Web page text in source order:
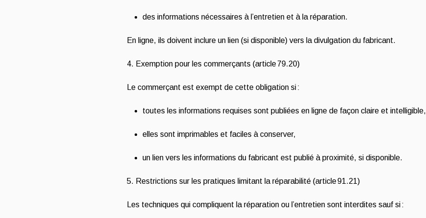
des informations nécessaires à l’entretien et à la réparation.
En ligne, ils doivent inclure un lien (si disponible) vers la divulgation du fabricant.
4. Exemption pour les commerçants (article 79.20)
Le commerçant est exempt de cette obligation si :
toutes les informations requises sont publiées en ligne de façon claire et intelligible,
elles sont imprimables et faciles à conserver,
un lien vers les informations du fabricant est publié à proximité, si disponible.
5. Restrictions sur les pratiques limitant la réparabilité (article 91.21)
Les techniques qui compliquent la réparation ou l’entretien sont interdites sauf si :